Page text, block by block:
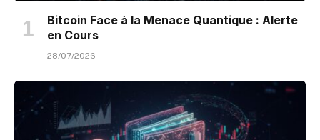
Bitcoin Face à la Menace Quantique : Alerte
en Cours
28/07/2026